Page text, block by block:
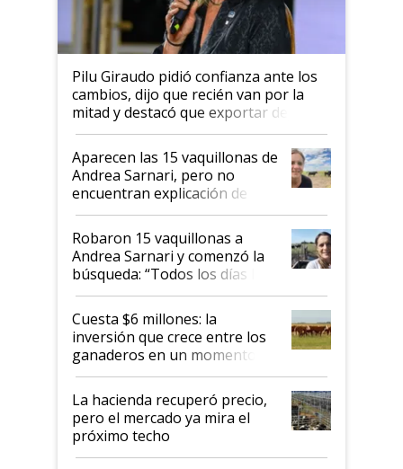
Pilu Giraudo pidió confianza ante los
cambios, dijo que recién van por la
mitad y destacó que exportar dejó de
ser "para unos pocos": "Tenemos un
mandato muy claro del gobierno
nacional"
Aparecen las 15 vaquillonas de
Andrea Sarnari, pero no
encuentran explicación de
cómo llegaron allí
Robaron 15 vaquillonas a
Andrea Sarnari y comenzó la
búsqueda: “Todos los días le
toca a algún productor”
Cuesta $6 millones: la
inversión que crece entre los
ganaderos en un momento
histórico para la actividad
La hacienda recuperó precio,
pero el mercado ya mira el
próximo techo